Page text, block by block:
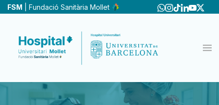
Pasar
principal
FSM | Fundació Sanitària Mollet